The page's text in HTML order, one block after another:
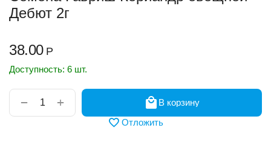
Дебют 2г
38.00 Р
Доступность: 6 шт.
+
−
В корзину
Отложить